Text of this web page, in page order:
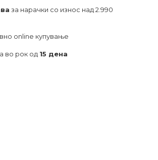
за нарачки со износ над 2.990
online купување
во рок од 15 дена